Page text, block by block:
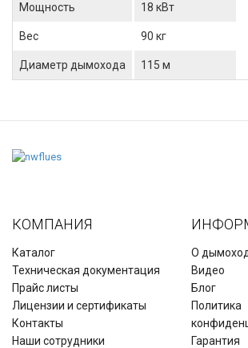
Мощность 18 кВт
Вес 90 кг
Диаметр дымохода 115 м
КОМПАНИЯ
Каталог
Техническая документация
Прайс листы
Лицензии и сертификаты
Контакты
Наши сотрудники
О
Видео
Блог
Политика
Гарантия